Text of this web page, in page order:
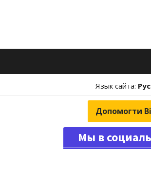
Язык сайта:
Допомогти
Мы в